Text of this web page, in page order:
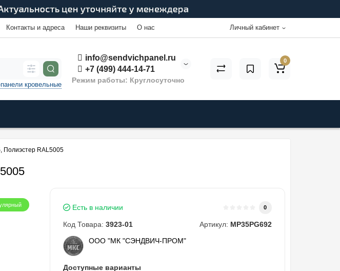
Контакты и адреса Наши реквизиты О нас Личный кабинет
info@sendvichpanel.ru
+7 (499) 444-14-71
Режим работы: Круглосуточно
кровельные
0
RAL5005
Есть в наличии 0
Код Товара: 3923-01 Артикул: MP35PG692
ООО "МК "СЭНДВИЧ-ПРОМ"
Доступные варианты